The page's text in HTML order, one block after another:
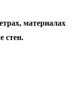
материалах
стен.